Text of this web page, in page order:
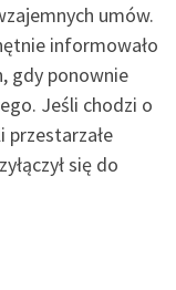
umów.
informowało
gdy ponownie
Jeśli chodzi o
się do